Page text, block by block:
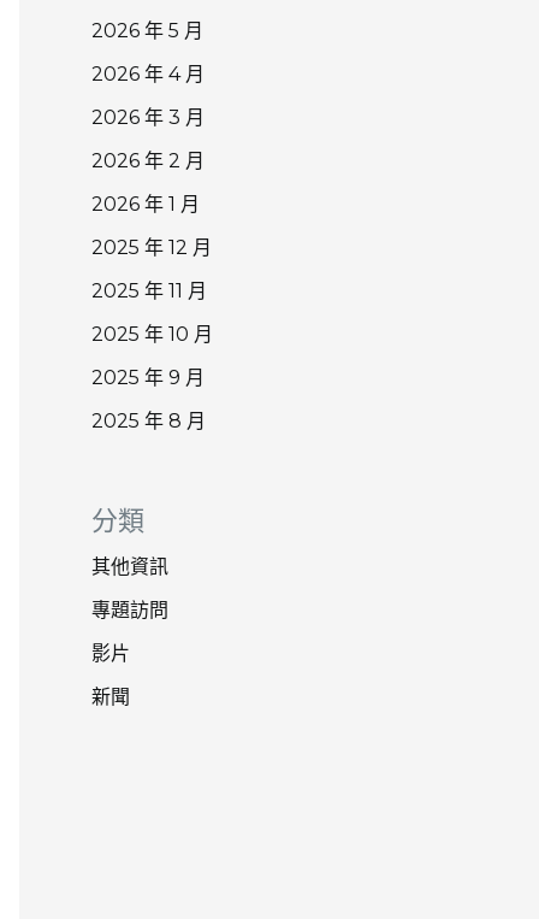
2026 年 5 月
2026 年 4 月
2026 年 3 月
2026 年 2 月
2026 年 1 月
2025 年 12 月
2025 年 11 月
2025 年 10 月
2025 年 9 月
2025 年 8 月
分類
其他資訊
專題訪問
影片
新聞